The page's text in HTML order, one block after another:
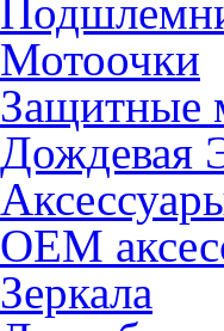
Мотоочки
Защитные
Дождевая
OEM
Зеркала